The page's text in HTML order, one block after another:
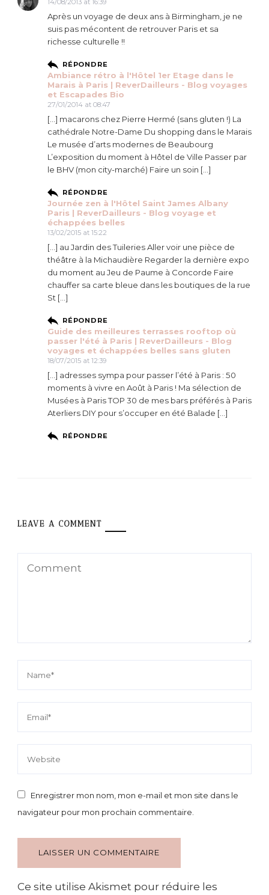
14/08/2013 at 16:39
Après un voyage de deux ans à Birmingham, je ne
suis pas mécontent de retrouver Paris et sa
richesse culturelle !!
RÉPONDRE
Ambiance rétro à l'Hôtel 1er Etage dans le
Marais à Paris | ReverDailleurs - Blog voyages
et Escapades Bio
27/01/2014 at 08:47
[…] macarons chez Pierre Hermé (sans gluten !) La
cathédrale Notre-Dame Du shopping dans le Marais
Le musée d’arts modernes de Beaubourg
L’exposition du moment à Hôtel de Ville Passer par
le BHV (mon city-marché) Faire un soin […]
RÉPONDRE
Journée zen à l'Hôtel Saint James Albany
Paris | ReverDailleurs - Blog voyage et
échappées belles
13/02/2015 at 15:22
[…] au Jardin des Tuileries Aller voir une pièce de
théâtre à la Michaudière Regarder la dernière expo
du moment au Jeu de Paume à Concorde Faire
chauffer sa carte bleue dans les boutiques de la rue
St […]
RÉPONDRE
Guide des meilleures terrasses rooftop où
passer l'été à Paris | ReverDailleurs - Blog
voyages et échappées belles sans gluten
18/07/2015 at 12:39
[…] adresses sympa pour passer l’été à Paris : 50
moments à vivre en Août à Paris ! Ma sélection de
Musées à Paris TOP 30 de mes bars préférés à Paris
Aterliers DIY pour s’occuper en été Balade […]
RÉPONDRE
LEAVE A COMMENT
Enregistrer mon nom, mon e-mail et mon site dans le
navigateur pour mon prochain commentaire.
Ce site utilise Akismet pour réduire les